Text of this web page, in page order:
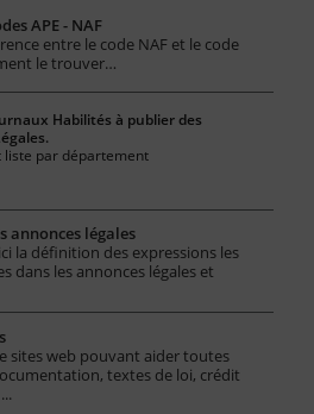
APE - NAF
entre le code NAF et le code
le trouver…
Habilités à publier des
liste par département
annonces légales
la définition des expressions les
dans les annonces légales et
sites web pouvant aider toutes
textes de loi, crédit